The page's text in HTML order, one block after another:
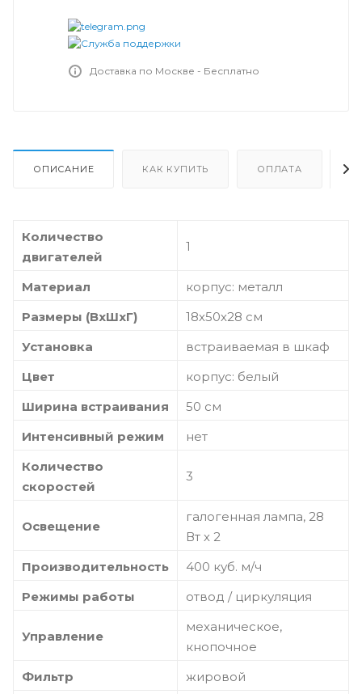
Доставка по Москве - Бесплатно
ОПИСАНИЕ КАК КУПИТЬ ОПЛАТА
Количество
двигателей
1
Материал
корпус: металл
Размеры (ВхШхГ)
18х50х28 см
Установка
встраиваемая в шкаф
Цвет
корпус: белый
Ширина встраивания
50 см
Интенсивный режим
нет
Количество
скоростей
3
Освещение
галогенная лампа, 28
Вт х 2
Производительность
400 куб. м/ч
Режимы работы
отвод / циркуляция
Управление
механическое,
кнопочное
Фильтр
жировой